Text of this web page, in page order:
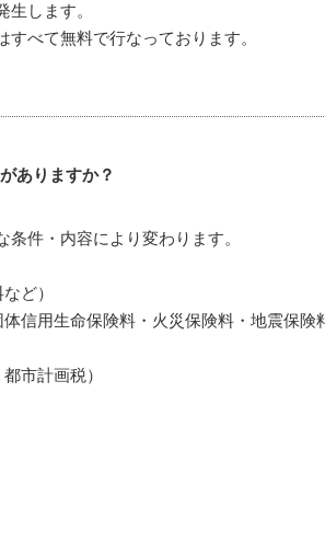
します。
べて無料で行なっております。
ありますか？
件・内容により変わります。
ど）
信用生命保険料・火災保険料・地震保険
市計画税）